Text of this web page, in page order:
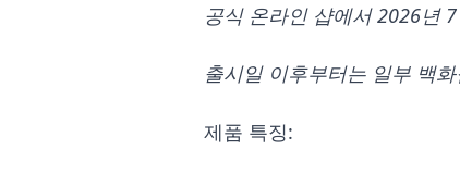
공식 온라인 샵에서 2026년
출시일 이후부터는 일부 백
제품 특징: